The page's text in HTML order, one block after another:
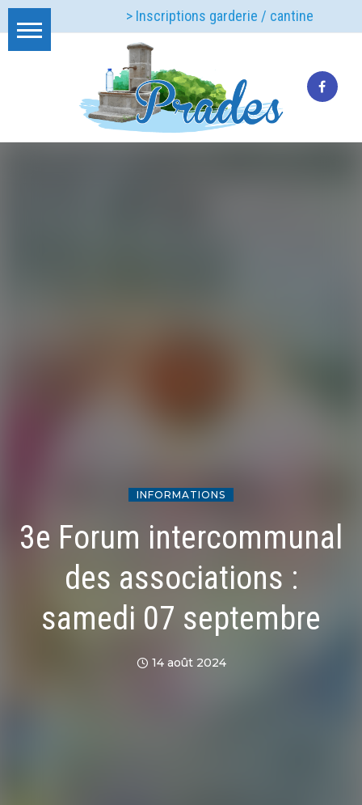
> Inscriptions garderie / cantine
INFORMATIONS
3e Forum intercommunal
des associations :
samedi 07 septembre
14 août 2024